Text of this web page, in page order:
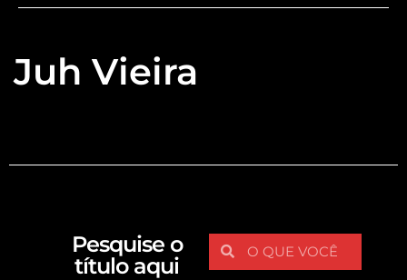
Juh Vieira
Pesquise o
título aqui